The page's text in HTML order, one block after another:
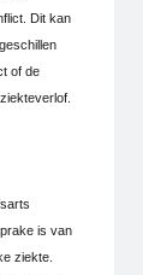
Dit kan
of de
is van
ziekte.